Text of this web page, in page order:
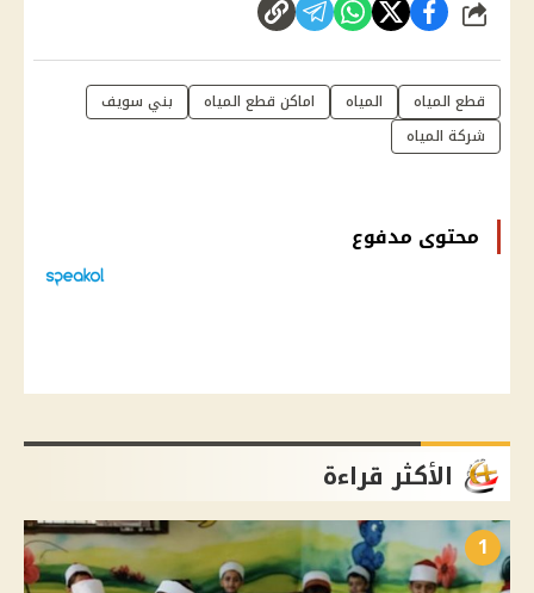
شارك
قطع المياه المياه اماكن قطع المياه
بني سويف
شركة المياه
محتوى مدفوع
الأكثر قراءة
1